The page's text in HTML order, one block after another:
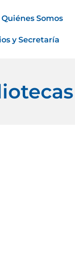
Quiénes Somos
y Secretaría